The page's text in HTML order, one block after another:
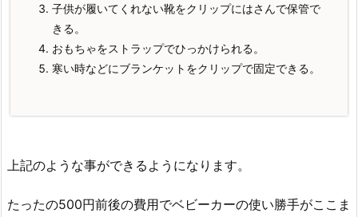
子供が履いてくれない靴をクリップにはさんで保管で
きる。
おもちゃをストラップでひっかけられる。
寒い時などにブランケットをクリップで固定できる。
上記のような事ができるようになります。
たったの500円前後の費用でベビーカーの使い勝手がここま